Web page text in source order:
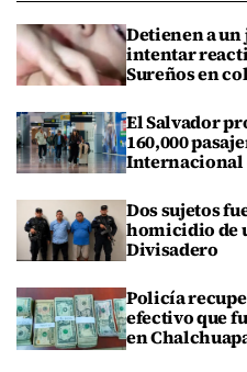
Detienen a
intentar
Sureños en
El Salvador
160,000
Internacional
Dos sujetos
homicidio de
Divisadero
Policía
efectivo que
en